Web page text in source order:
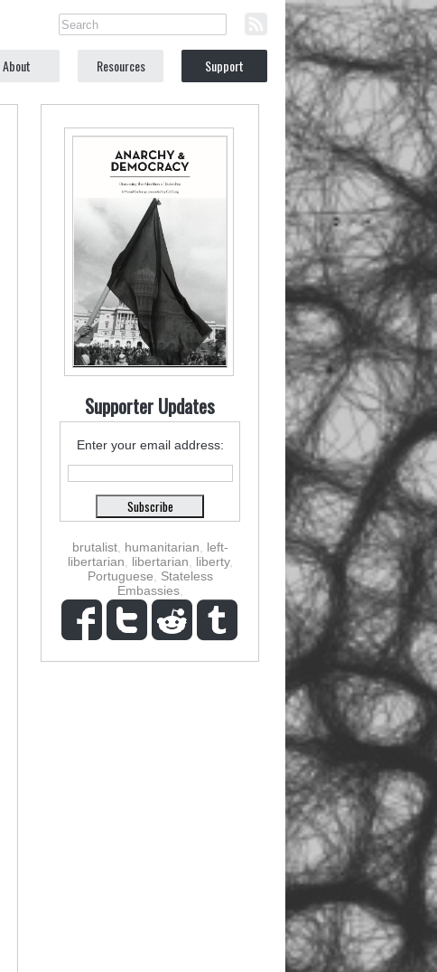
About Resources Support
Supporter Updates
Enter your email address:
brutalist, humanitarian
left-
libertarian
libertarian liberty,
Portuguese
Stateless
Embassies,